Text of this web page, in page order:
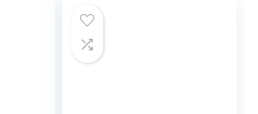
e) Chrom